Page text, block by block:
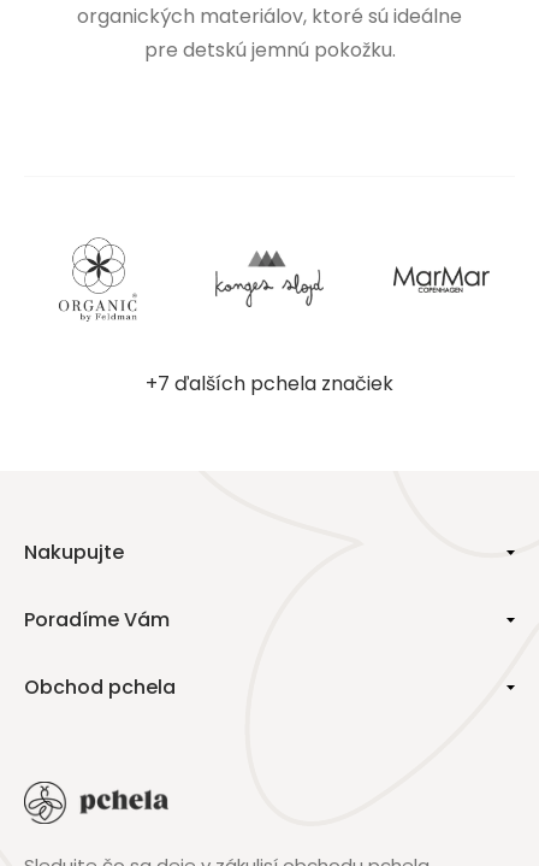
organických materiálov, ktoré sú ideálne
pre detskú jemnú pokožku.
+7 ďalších pchela značiek
Nakupujte
Poradíme Vám
Obchod pchela